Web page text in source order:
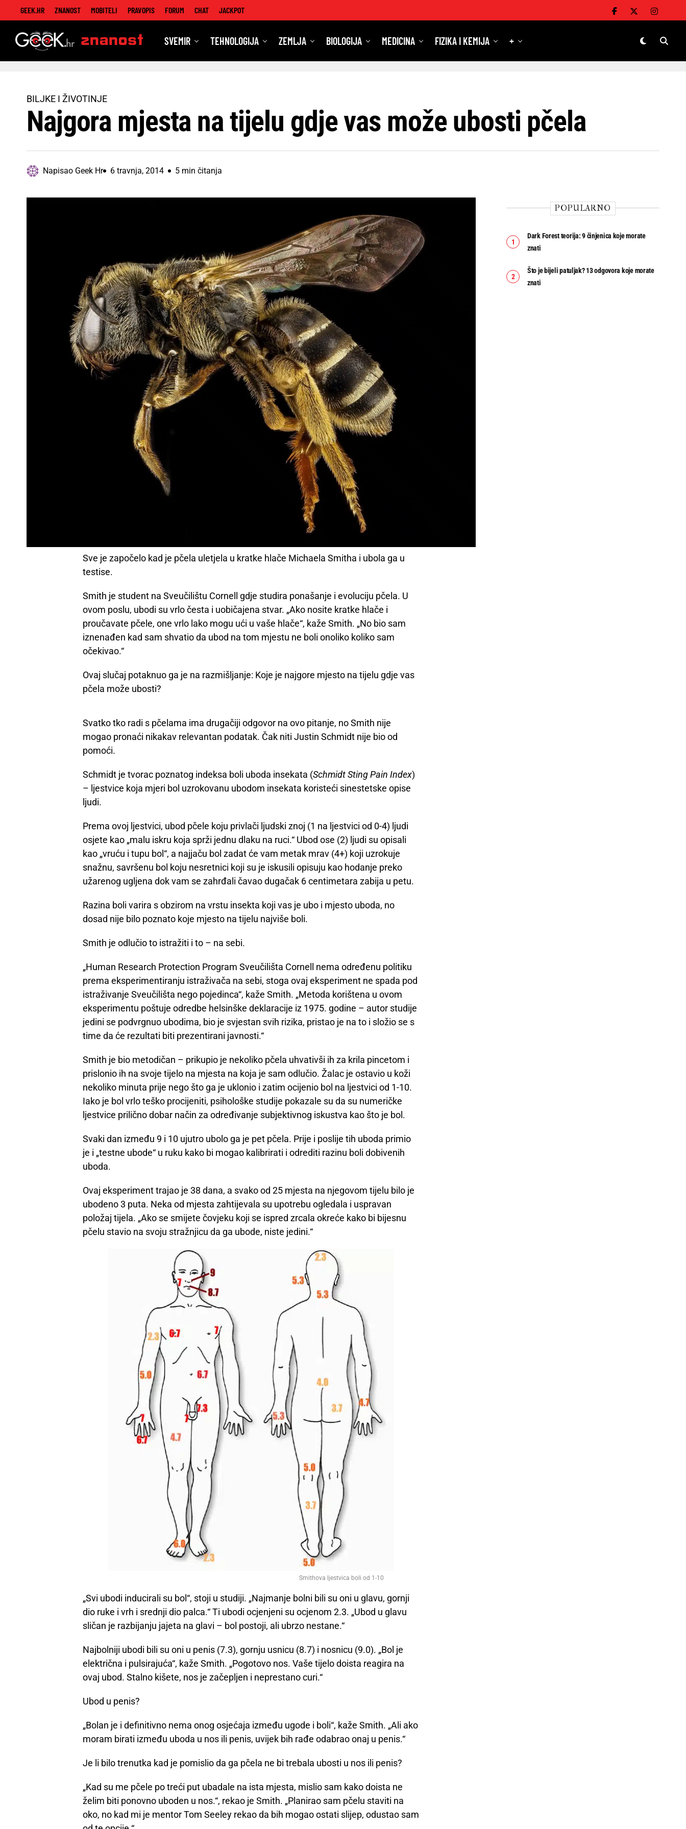
GEEK.HR ZNANOST MOBITELI PRAVOPIS FORUM CHAT JACKPOT
Znanost
SVEMIR TEHNOLOGIJA ZEMLJA BIOLOGIJA MEDICINA FIZIKA I KEMIJA +
BILJKE I ŽIVOTINJE
Najgora mjesta na tijelu gdje vas može ubosti pčela
Napisao Geek Hr 6 travnja, 2014 5 min čitanja
Sve je započelo kad je pčela uletjela u kratke hlače Michaela Smitha i ubola ga u
testise.
Smith je student na Sveučilištu Cornell gdje studira ponašanje i evoluciju pčela. U
ovom poslu, ubodi su vrlo česta i uobičajena stvar. „Ako nosite kratke hlače i
proučavate pčele, one vrlo lako mogu ući u vaše hlače“, kaže Smith. „No bio sam
iznenađen kad sam shvatio da ubod na tom mjestu ne boli onoliko koliko sam
očekivao.“
Ovaj slučaj potaknuo ga je na razmišljanje: Koje je najgore mjesto na tijelu gdje vas
pčela može ubosti?
Svatko tko radi s pčelama ima drugačiji odgovor na ovo pitanje, no Smith nije
mogao pronaći nikakav relevantan podatak. Čak niti Justin Schmidt nije bio od
pomoći.
Schmidt je tvorac poznatog indeksa boli uboda insekata (Schmidt Sting Pain Index)
– ljestvice koja mjeri bol uzrokovanu ubodom insekata koristeći sinestetske opise
ljudi.
Prema ovoj ljestvici, ubod pčele koju privlači ljudski znoj (1 na ljestvici od 0-4) ljudi
osjete kao „malu iskru koja sprži jednu dlaku na ruci.“ Ubod ose (2) ljudi su opisali
kao „vruću i tupu bol“, a najjaču bol zadat će vam metak mrav (4+) koji uzrokuje
snažnu, savršenu bol koju nesretnici koji su je iskusili opisuju kao hodanje preko
užarenog ugljena dok vam se zahrđali čavao dugačak 6 centimetara zabija u petu.
Razina boli varira s obzirom na vrstu insekta koji vas je ubo i mjesto uboda, no
dosad nije bilo poznato koje mjesto na tijelu najviše boli.
Smith je odlučio to istražiti i to – na sebi.
„Human Research Protection Program Sveučilišta Cornell nema određenu politiku
prema eksperimentiranju istraživača na sebi, stoga ovaj eksperiment ne spada pod
istraživanje Sveučilišta nego pojedinca“, kaže Smith. „Metoda korištena u ovom
eksperimentu poštuje odredbe helsinške deklaracije iz 1975. godine – autor studije
jedini se podvrgnuo ubodima, bio je svjestan svih rizika, pristao je na to i složio se s
time da će rezultati biti prezentirani javnosti.“
Smith je bio metodičan – prikupio je nekoliko pčela uhvativši ih za krila pincetom i
prislonio ih na svoje tijelo na mjesta na koja je sam odlučio. Žalac je ostavio u koži
nekoliko minuta prije nego što ga je uklonio i zatim ocijenio bol na ljestvici od 1-10.
Iako je bol vrlo teško procijeniti, psihološke studije pokazale su da su numeričke
ljestvice prilično dobar način za određivanje subjektivnog iskustva kao što je bol.
Svaki dan između 9 i 10 ujutro ubolo ga je pet pčela. Prije i poslije tih uboda primio
je i „testne ubode“ u ruku kako bi mogao kalibrirati i odrediti razinu boli dobivenih
uboda.
Ovaj eksperiment trajao je 38 dana, a svako od 25 mjesta na njegovom tijelu bilo je
ubodeno 3 puta. Neka od mjesta zahtijevala su upotrebu ogledala i uspravan
položaj tijela. „Ako se smijete čovjeku koji se ispred zrcala okreće kako bi bijesnu
pčelu stavio na svoju stražnjicu da ga ubode, niste jedini.“
Smithova ljestvica boli od 1-10
„Svi ubodi inducirali su bol“, stoji u studiji. „Najmanje bolni bili su oni u glavu, gornji
dio ruke i vrh i srednji dio palca.“ Ti ubodi ocjenjeni su ocjenom 2.3. „Ubod u glavu
sličan je razbijanju jajeta na glavi – bol postoji, ali ubrzo nestane.“
Najbolniji ubodi bili su oni u penis (7.3), gornju usnicu (8.7) i nosnicu (9.0). „Bol je
električna i pulsirajuća“, kaže Smith. „Pogotovo nos. Vaše tijelo doista reagira na
ovaj ubod. Stalno kišete, nos je začepljen i neprestano curi.“
Ubod u penis?
„Bolan je i definitivno nema onog osjećaja između ugode i boli“, kaže Smith. „Ali ako
moram birati između uboda u nos ili penis, uvijek bih rađe odabrao onaj u penis.“
Je li bilo trenutka kad je pomislio da ga pčela ne bi trebala ubosti u nos ili penis?
„Kad su me pčele po treći put ubadale na ista mjesta, mislio sam kako doista ne
želim biti ponovno uboden u nos.“, rekao je Smith. „Planirao sam pčelu staviti na
oko, no kad mi je mentor Tom Seeley rekao da bih mogao ostati slijep, odustao sam
POPULARNO
Dark Forest teorija: 9 činjenica koje morate
znati
Što je bijeli patuljak? 13 odgovora koje morate
znati